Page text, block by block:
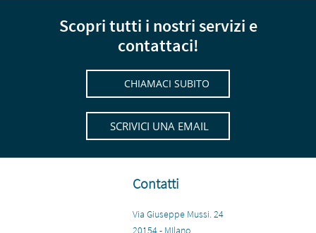
Scopri tutti i nostri servizi e
contattaci!
CHIAMACI SUBITO
SCRIVICI UNA EMAIL
Contatti
Via Giuseppe Mussi. 24
20154 - MIlano